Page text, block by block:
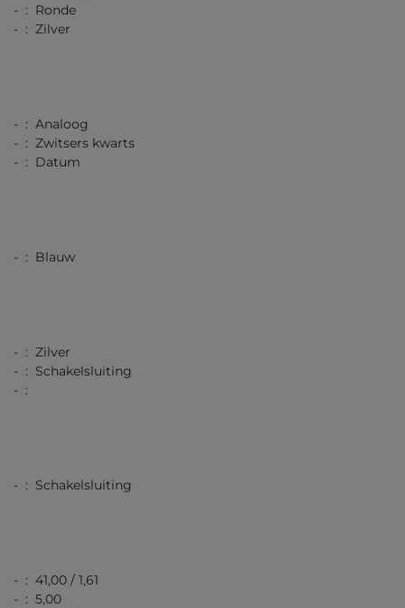
- : Ronde
- : Zilver
- : Analoog
- : Zwitsers kwarts
- : Datum
- : Blauw
- : Zilver
- : Schakelsluiting
- :
- : Schakelsluiting
- : 41,00 / 1,61
- : 5,00